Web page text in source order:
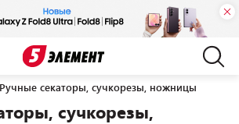
Ручные секаторы, сучкорезы, ножницы
сучкорезы,